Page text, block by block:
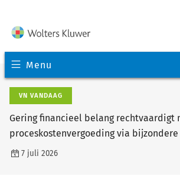
Menu
VN VANDAAG
Gering financieel belang rechtvaardigt
proceskostenvergoeding via
7 juli 2026